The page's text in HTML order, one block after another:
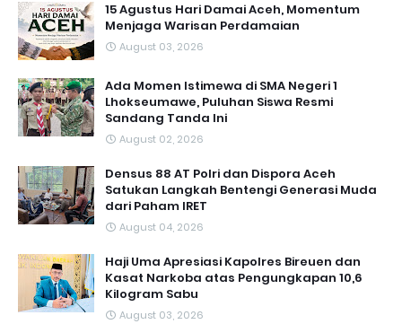
15 Agustus Hari Damai Aceh, Momentum
Menjaga Warisan Perdamaian
August 03, 2026
Ada Momen Istimewa di SMA Negeri 1
Lhokseumawe, Puluhan Siswa Resmi
Sandang Tanda Ini
August 02, 2026
Densus 88 AT Polri dan Dispora Aceh
Satukan Langkah Bentengi Generasi Muda
dari Paham IRET
August 04, 2026
Haji Uma Apresiasi Kapolres Bireuen dan
Kasat Narkoba atas Pengungkapan 10,6
Kilogram Sabu
August 03, 2026